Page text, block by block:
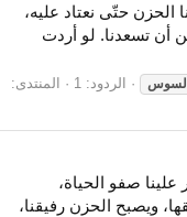
حتّى نعتاد عليه،
أن تسعدنا. لو أردت
الردود: 1
المنتدى:
صفو الحياة،
ويصبح الحزن رفيقنا،